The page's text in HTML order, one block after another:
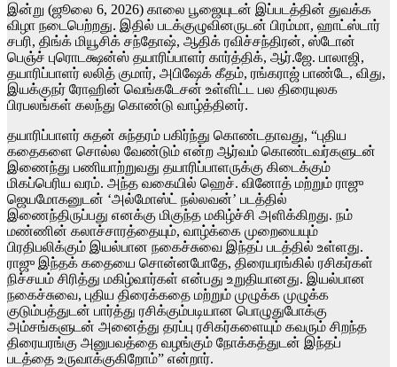
இன்று (ஜூலை 6, 2026) காலை பூஜையுடன் இப்படத்தின் துவக்க
விழா நடைபெற்றது. இதில் படக்குழுவினருடன் பிரம்மா, ஹாட்ஸ்டார்
சபரி, திங்க் மியூசிக் சந்தோஷ், ஆதிக் ரவிச்சந்திரன், ஸ்டோன்
பெஞ்ச் புரொடக்ஷன்ஸ் தயாரிப்பாளர் கார்த்திக், ஆர்.ஜே. பாலாஜி,
தயாரிப்பாளர் லலித் குமார், அபிஷேக் கீதம், ரங்கராஜ் பாண்டே, விது,
இயக்குநர் ரோஹின் வெங்கடேசன் உள்ளிட்ட பல திரையுலக
பிரபலங்கள் கலந்து கொண்டு வாழ்த்தினர்.
தயாரிப்பாளர் சுதன் சுந்தரம் பகிர்ந்து கொண்டதாவது, “புதிய
கதைகளை சொல்ல வேண்டும் என்ற ஆர்வம் கொண்டவர்களுடன்
இணைந்து பணியாற்றுவது தயாரிப்பாளருக்கு கிடைக்கும்
மிகப்பெரிய வரம். அந்த வகையில் ஹெச். வினோத் மற்றும் ராஜு
ஜெயமோகனுடன் ‘அல்மோஸ்ட் நல்லவன்’ படத்தில்
இணைந்திருப்பது எனக்கு மிகுந்த மகிழ்ச்சி அளிக்கிறது. நம்
மண்ணின் கலாச்சாரத்தையும், வாழ்க்கை முறையையும்
பிரதிபலிக்கும் இயல்பான நகைச்சுவை இந்தப் படத்தில் உள்ளது.
ராஜு இந்தக் கதையை சொன்னபோதே, திரையரங்கில் ரசிகர்கள்
நிச்சயம் சிரித்து மகிழ்வார்கள் என்பது உறுதியானது. இயல்பான
நகைச்சுவை, புதிய திரைக்கதை மற்றும் முழுக்க முழுக்க
குடும்பத்துடன் பார்த்து ரசிக்கும்படியான பொழுதுபோக்கு
அம்சங்களுடன் அனைத்து தரப்பு ரசிகர்களையும் கவரும் சிறந்த
திரையரங்கு அனுபவத்தை வழங்கும் நோக்கத்துடன் இந்தப்
படத்தை உருவாக்குகிறோம்” என்றார்.